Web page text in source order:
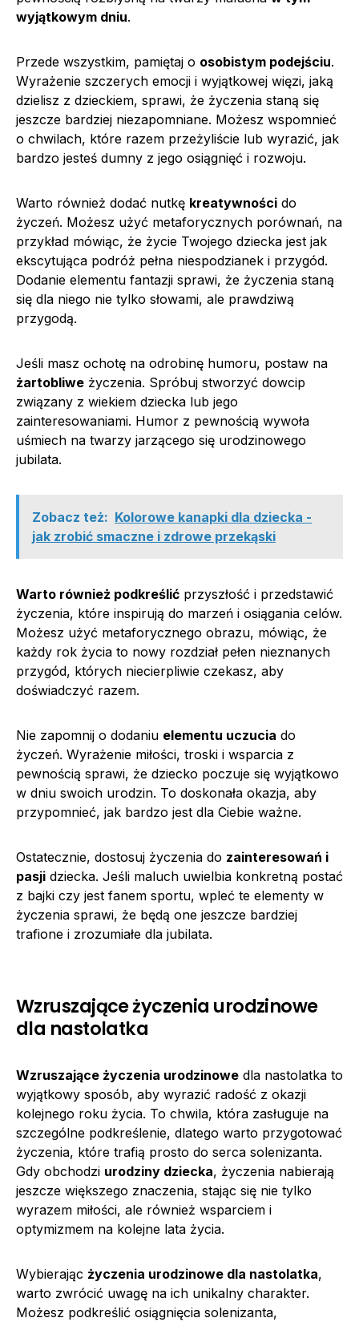
wyjątkowym dniu.
Przede wszystkim, pamiętaj o osobistym podejściu.
Wyrażenie szczerych emocji i wyjątkowej więzi, jaką
dzielisz z dzieckiem, sprawi, że życzenia staną się
jeszcze bardziej niezapomniane. Możesz wspomnieć
o chwilach, które razem przeżyliście lub wyrazić, jak
bardzo jesteś dumny z jego osiągnięć i rozwoju.
Warto również dodać nutkę kreatywności do
życzeń. Możesz użyć metaforycznych porównań, na
przykład mówiąc, że życie Twojego dziecka jest jak
ekscytująca podróż pełna niespodzianek i przygód.
Dodanie elementu fantazji sprawi, że życzenia staną
się dla niego nie tylko słowami, ale prawdziwą
przygodą.
Jeśli masz ochotę na odrobinę humoru, postaw na
żartobliwe życzenia. Spróbuj stworzyć dowcip
związany z wiekiem dziecka lub jego
zainteresowaniami. Humor z pewnością wywoła
uśmiech na twarzy jarzącego się urodzinowego
jubilata.
Zobacz też: Kolorowe kanapki dla dziecka -
jak zrobić smaczne i zdrowe przekąski
Warto również podkreślić przyszłość i przedstawić
życzenia, które inspirują do marzeń i osiągania celów.
Możesz użyć metaforycznego obrazu, mówiąc, że
każdy rok życia to nowy rozdział pełen nieznanych
przygód, których niecierpliwie czekasz, aby
doświadczyć razem.
Nie zapomnij o dodaniu elementu uczucia do
życzeń. Wyrażenie miłości, troski i wsparcia z
pewnością sprawi, że dziecko poczuje się wyjątkowo
w dniu swoich urodzin. To doskonała okazja, aby
przypomnieć, jak bardzo jest dla Ciebie ważne.
Ostatecznie, dostosuj życzenia do zainteresowań i
pasji dziecka. Jeśli maluch uwielbia konkretną postać
z bajki czy jest fanem sportu, wpleć te elementy w
życzenia sprawi, że będą one jeszcze bardziej
trafione i zrozumiałe dla jubilata.
Wzruszające życzenia urodzinowe
dla nastolatka
Wzruszające życzenia urodzinowe dla nastolatka to
wyjątkowy sposób, aby wyrazić radość z okazji
kolejnego roku życia. To chwila, która zasługuje na
szczególne podkreślenie, dlatego warto przygotować
życzenia, które trafią prosto do serca solenizanta.
Gdy obchodzi urodziny dziecka, życzenia nabierają
jeszcze większego znaczenia, stając się nie tylko
wyrazem miłości, ale również wsparciem i
optymizmem na kolejne lata życia.
Wybierając życzenia urodzinowe dla nastolatka,
warto zwrócić uwagę na ich unikalny charakter.
Możesz podkreślić osiągnięcia solenizanta,